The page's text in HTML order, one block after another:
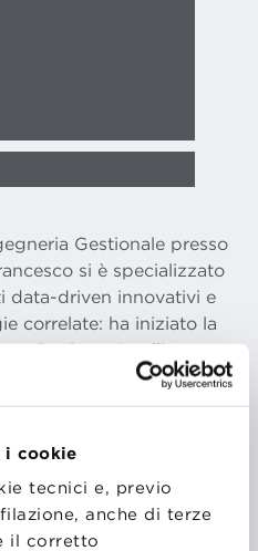
i cookie
tecnici e, previo
anche di terze
il corretto
Gestionale presso
si è specializzato
data-driven innovativi e
correlate: ha iniziato la
Business Intelligence
Project Manager CPM &
Motor Holding dal 2014
Center e, in
Program Manager,
collaborando a numerose
della data engineering